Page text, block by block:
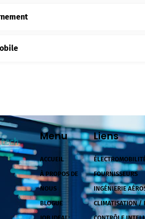
Menu
ACCUEIL
À PROPOS DE
NOUS
BLOGUE
Liens
FOURNISSEURS
INGÉNIERIE
CLIMATISATION /